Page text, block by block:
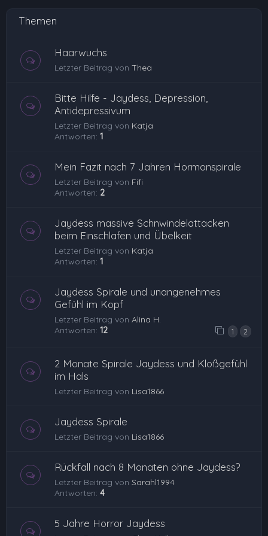
Themen
Haarwuchs
Letzter Beitrag von Thea
Bitte Hilfe - Jaydess, Depression,
Antidepressivum
Letzter Beitrag von Katja
Antworten: 1
Mein Fazit nach 7 Jahren Hormonspirale
Letzter Beitrag von Fifi
Antworten: 2
Jaydess massive Schnwindelattacken
beim Einschlafen und Übelkeit
Letzter Beitrag von Katja
Antworten: 1
Jaydess Spirale und unangenehmes
Gefühl im Kopf
Letzter Beitrag von Alina H.
Antworten: 12 1 2
2 Monate Spirale Jaydess und Kloßgefühl
im Hals
Letzter Beitrag von Lisa1866
Jaydess Spirale
Letzter Beitrag von Lisa1866
Rückfall nach 8 Monaten ohne Jaydess?
Letzter Beitrag von Sarahl1994
Antworten: 4
5 Jahre Horror Jaydess